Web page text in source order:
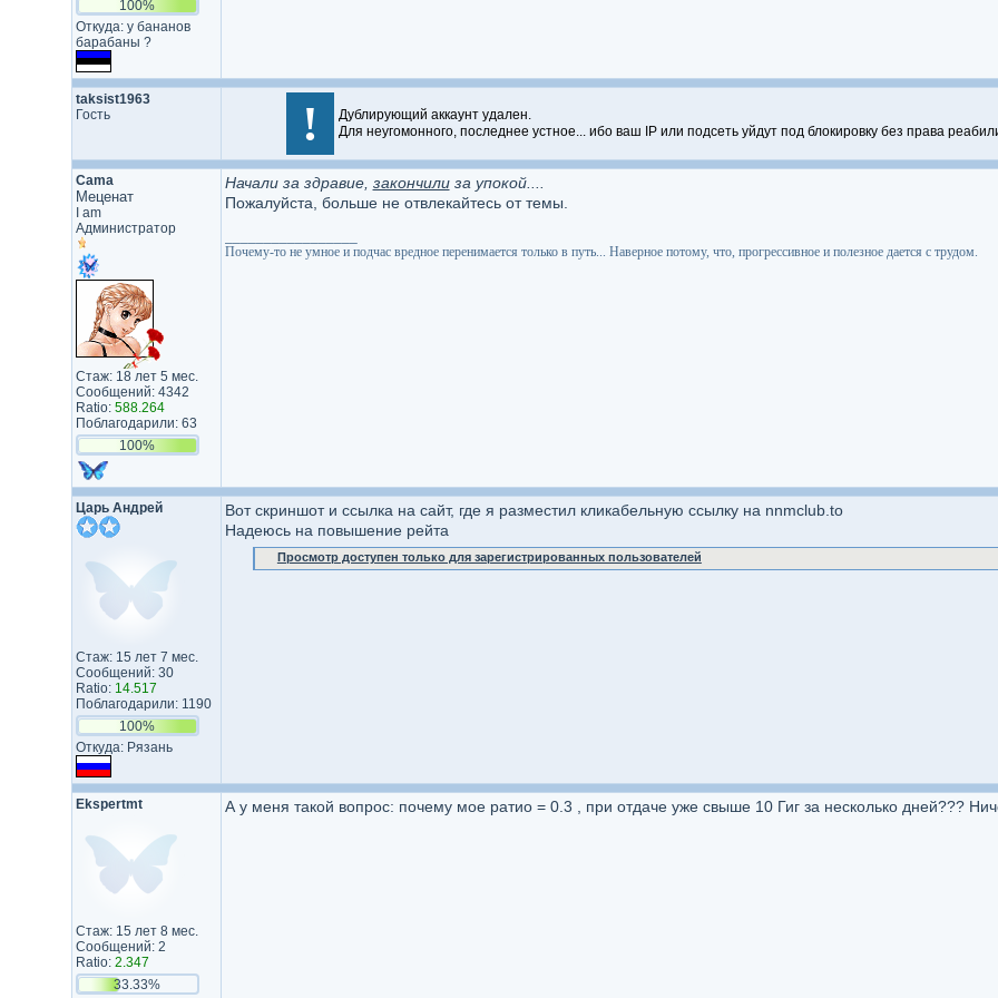
100%
Откуда: у бананов
барабаны ?
taksist1963
Гость
!
Дублирующий аккаунт удален.
Для неугомонного, последнее устное... ибо ваш IP или подсеть уйдут под блокировку без права
Cama
Меценат
I am
Администратор
Стаж: 18 лет 5 мес.
Сообщений: 4342
Ratio: 588.264
Поблагодарили: 63
100%
Начали за здравие, закончилиза упокой....
Пожалуйста, больше не отвлекайтесь от темы.
Почему-то не умное и подчас вредное перенимается только в путь... Наверное потому, что, прогрессивное и полезное дается с трудом.
Царь Андрей
Стаж: 15 лет 7 мес.
Сообщений: 30
Ratio: 14.517
Поблагодарили: 1190
100%
Откуда: Рязань
Вот скриншот и ссылка на сайт, где я разместил кликабельную ссылку на nnmclub.to
Надеюсь на повышение рейта
Просмотр доступен только для зарегистрированных пользователей
Ekspertmt
Стаж: 15 лет 8 мес.
Сообщений: 2
Ratio: 2.347
33.33%
А у меня такой вопрос: почему мое ратио = 0.3 , при отдаче уже свыше 10 Гиг за несколько дней???